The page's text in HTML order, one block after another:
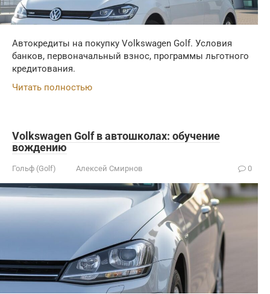
Автокредиты на покупку Volkswagen Golf. Условия
банков, первоначальный взнос, программы льготного
кредитования.
Читать полностью
Volkswagen Golf в автошколах: обучение
вождению
Гольф (Golf) Алексей Смирнов 0